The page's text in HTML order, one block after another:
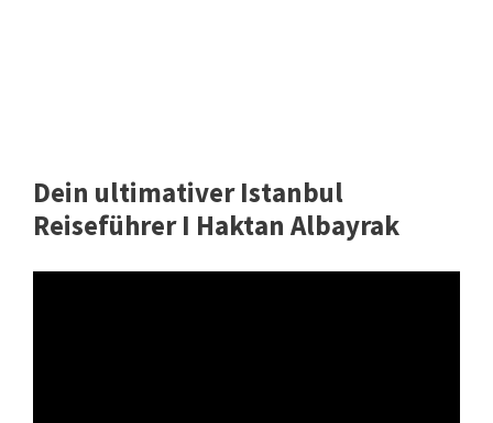
Dein ultimativer Istanbul
Reiseführer I Haktan Albayrak